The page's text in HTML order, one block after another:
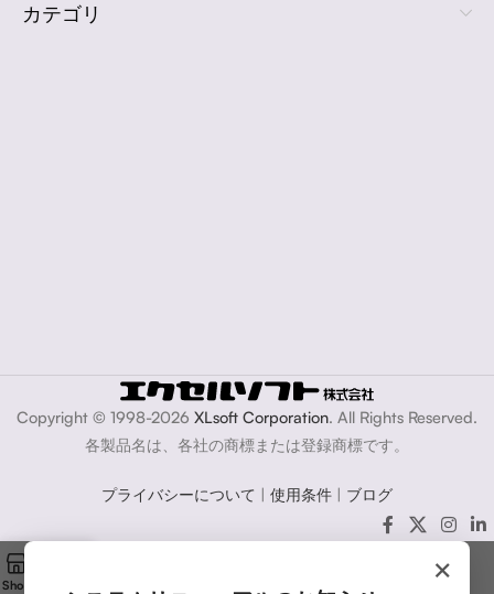
カテゴリ
Copyright © 1998-2026 XLsoft Corporation. All Rights Reserved.
各製品名は、各社の商標または登録商標です。
プライバシーについて | 使用条件 | ブログ
Shop ×